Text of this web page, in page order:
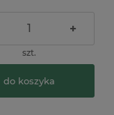
+
szt.
do koszyka